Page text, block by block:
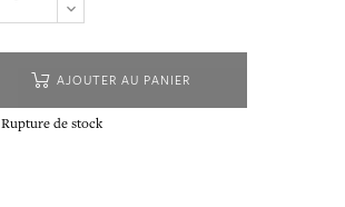
AJOUTER AU PANIER
Rupture de stock